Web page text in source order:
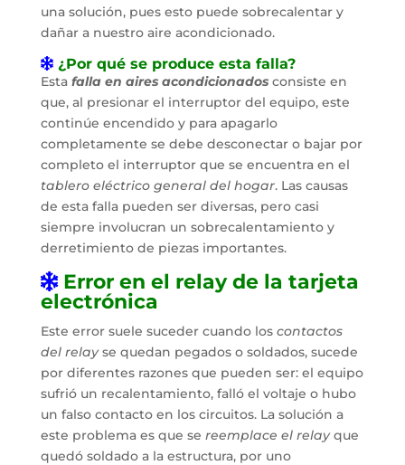
una solución, pues esto puede sobrecalentar y
dañar a nuestro aire acondicionado.
¿Por qué se produce esta falla?
Esta falla en aires acondicionadosconsiste en
que, al presionar el interruptor del equipo, este
continúe encendido y para apagarlo
completamente se debe desconectar o bajar por
completo el interruptor que se encuentra en el
tablero eléctrico general del hogar. Las causas
de esta falla pueden ser diversas, pero casi
siempre involucran un sobrecalentamiento y
derretimiento de piezas importantes.
Error en el relay de la tarjeta
electrónica
Este error suele suceder cuando los contactos
del relayse quedan pegados o soldados, sucede
por diferentes razones que pueden ser: el equipo
sufrió un recalentamiento, falló el voltaje o hubo
un falso contacto en los circuitos. La solución a
este problema es que se reemplace el relayque
quedó soldado a la estructura, por uno